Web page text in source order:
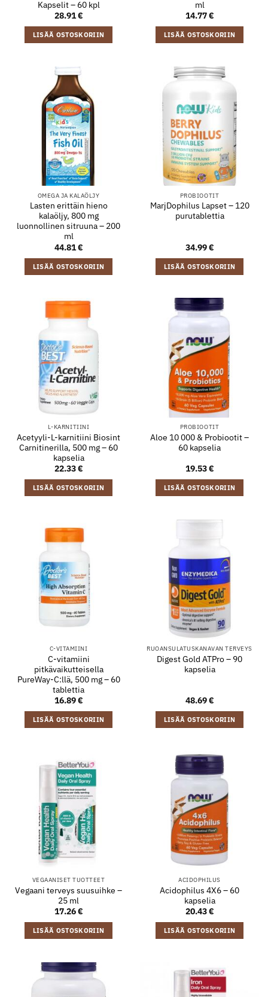
Kapselit – 60 kpl
28.91€
LISÄÄ OSTOSKORIIN
ml
14.77€
LISÄÄ OSTOSKORIIN
OMEGA JA KALAÖLJY
Lasten erittäin hieno
kalaöljy, 800 mg
luonnollinen sitruuna – 200
ml
44.81€
LISÄÄ OSTOSKORIIN
PROBIOOTIT
MarjDophilus Lapset – 120
purutablettia
34.99€
LISÄÄ OSTOSKORIIN
L-KARNITIINI
Acetyyli-L-karnitiini Biosint
Carnitinerilla, 500 mg – 60
kapselia
22.33€
LISÄÄ OSTOSKORIIN
PROBIOOTIT
Aloe 10 000 & Probiootit –
60 kapselia
19.53€
LISÄÄ OSTOSKORIIN
C-VITAMIINI
C-vitamiini
pitkävaikutteisella
PureWay-C:llä, 500 mg – 60
tablettia
16.89€
LISÄÄ OSTOSKORIIN
RUOANSULATUSKANAVAN TERVEYS
Digest Gold ATPro – 90
kapselia
48.69€
LISÄÄ OSTOSKORIIN
VEGAANISET TUOTTEET
Vegaani terveys suusuihke –
25 ml
17.26€
LISÄÄ OSTOSKORIIN
ACIDOPHILUS
Acidophilus 4X6 – 60
kapselia
20.43€
LISÄÄ OSTOSKORIIN